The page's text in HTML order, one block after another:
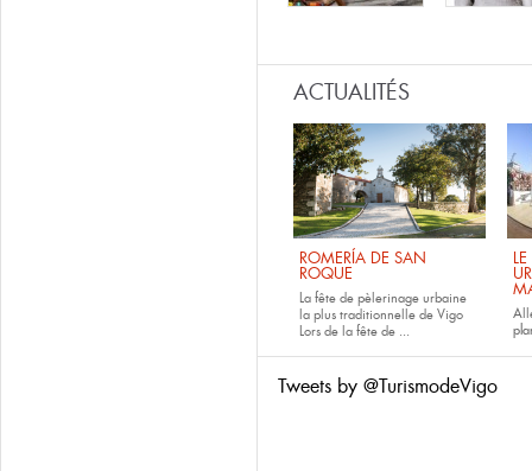
ACTUALITÉS
ROMERÍA DE SAN
ROQUE
La fête de pèlerinage urbaine
la plus traditionnelle de Vigo
Lors de la fête de ...
Tweets by @TurismodeVigo